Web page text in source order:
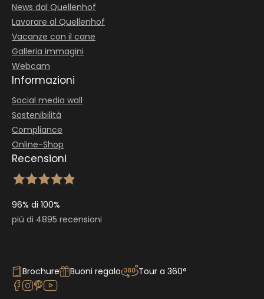
News dal Quellenhof
Lavorare al Quellenhof
Vacanze con il cane
Galleria immagini
Webcam
Informazioni
Social media wall
Sostenibilità
Compliance
Online-Shop
Recensioni
96% di 100%
più di 4895 recensioni
Brochure Buoni regalo Tour a 360°